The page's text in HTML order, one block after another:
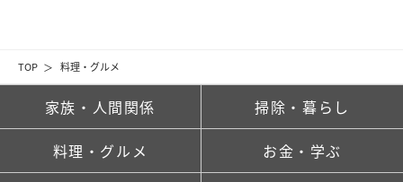
TOP 料理・グルメ
家族・人間関係 掃除・暮らし
料理・グルメ お金・学ぶ